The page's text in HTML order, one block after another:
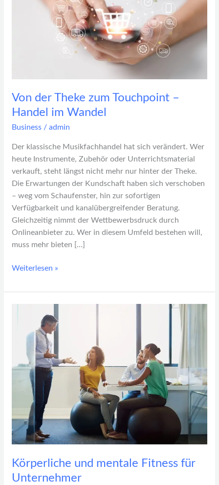
Von der Theke zum Touchpoint –
Handel im Wandel
Business/ admin
Der klassische Musikfachhandel hat sich verändert. Wer
heute Instrumente, Zubehör oder Unterrichtsmaterial
verkauft, steht längst nicht mehr nur hinter der Theke.
Die Erwartungen der Kundschaft haben sich verschoben
– weg vom Schaufenster, hin zur sofortigen
Verfügbarkeit und kanalübergreifender Beratung.
Gleichzeitig nimmt der Wettbewerbsdruck durch
Onlineanbieter zu. Wer in diesem Umfeld bestehen will,
muss mehr bieten […]
Touchpoint
Weiterlesen »
Körperliche und mentale Fitness für
Unternehmer
mentale
Unternehmer